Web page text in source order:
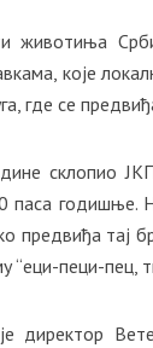
које
где се
склопио
паса годишње.
предвиђа тај
“еци-пеци-пец,
директор